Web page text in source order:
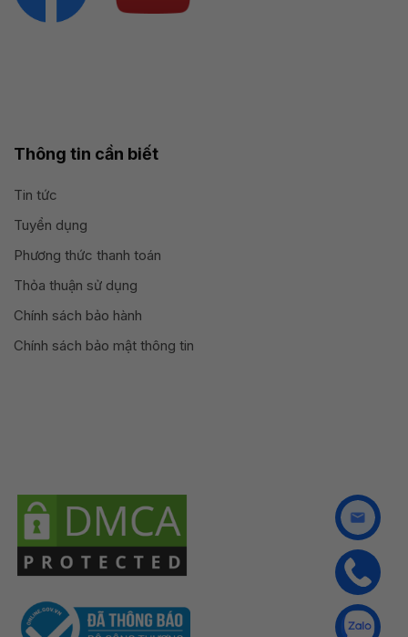
Thông tin cần biết
Tin tức
Tuyển dụng
Phương thức thanh toán
Thỏa thuận sử dụng
Chính sách bảo hành
Chính sách bảo mật thông tin